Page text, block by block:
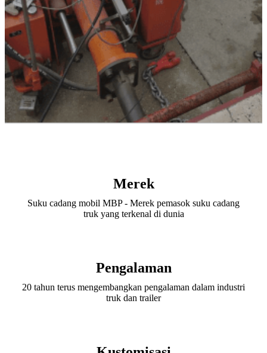
Merek
Suku cadang mobil MBP - Merek pemasok suku cadang
truk yang terkenal di dunia
Pengalaman
20 tahun terus mengembangkan pengalaman dalam industri
truk dan trailer